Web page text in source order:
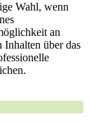
Wahl, wenn
an
über das